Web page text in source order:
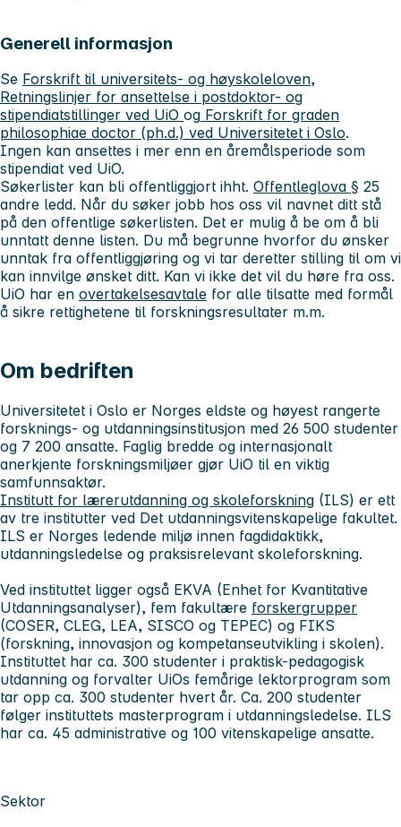
Generell informasjon
Se Forskrift til universitets- og høyskoleloven,
Retningslinjer for ansettelse i postdoktor- og
stipendiatstillinger ved UiO og Forskrift for graden
philosophiae doctor (ph.d.) ved Universitetet i Oslo.
Ingen kan ansettes i mer enn en åremålsperiode som
stipendiat ved UiO.
Søkerlister kan bli offentliggjort ihht. Offentleglova § 25
andre ledd. Når du søker jobb hos oss vil navnet ditt stå
på den offentlige søkerlisten. Det er mulig å be om å bli
unntatt denne listen. Du må begrunne hvorfor du ønsker
unntak fra offentliggjøring og vi tar deretter stilling til om vi
kan innvilge ønsket ditt. Kan vi ikke det vil du høre fra oss.
UiO har en overtakelsesavtale for alle tilsatte med formål
å sikre rettighetene til forskningsresultater m.m.
Om bedriften
Universitetet i Oslo er Norges eldste og høyest rangerte
forsknings- og utdanningsinstitusjon med 26 500 studenter
og 7 200 ansatte. Faglig bredde og internasjonalt
anerkjente forskningsmiljøer gjør UiO til en viktig
samfunnsaktør.
Institutt for lærerutdanning og skoleforskning (ILS) er ett
av tre institutter ved Det utdanningsvitenskapelige fakultet.
ILS er Norges ledende miljø innen fagdidaktikk,
utdanningsledelse og praksisrelevant skoleforskning.
Ved instituttet ligger også EKVA (Enhet for Kvantitative
Utdanningsanalyser), fem fakultære forskergrupper
(COSER, CLEG, LEA, SISCO og TEPEC) og FIKS
(forskning, innovasjon og kompetanseutvikling i skolen).
Instituttet har ca. 300 studenter i praktisk-pedagogisk
utdanning og forvalter UiOs femårige lektorprogram som
tar opp ca. 300 studenter hvert år. Ca. 200 studenter
følger instituttets masterprogram i utdanningsledelse. ILS
har ca. 45 administrative og 100 vitenskapelige ansatte.
Sektor